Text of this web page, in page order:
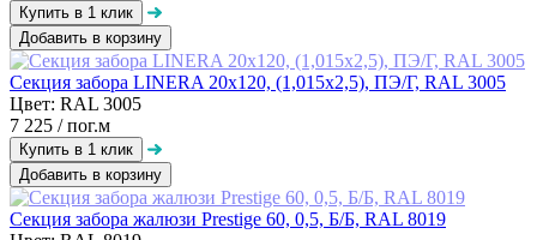
Добавить в корзину
Секция забора LINERA 20х120, (1,015х2,5), ПЭ/Г, RAL 3005
Цвет: RAL 3005
7 225 / пог.м
Добавить в корзину
Секция забора жалюзи Prestige 60, 0,5, Б/Б, RAL 8019